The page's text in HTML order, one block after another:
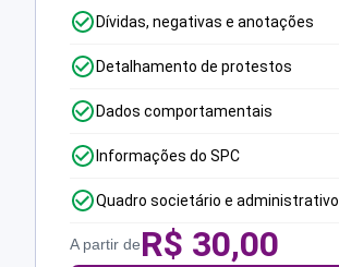
Dívidas, negativas e anotações
Detalhamento de protestos
Dados comportamentais
Informações do SPC
Quadro societário e administrativo
A partir deR$ 30,00